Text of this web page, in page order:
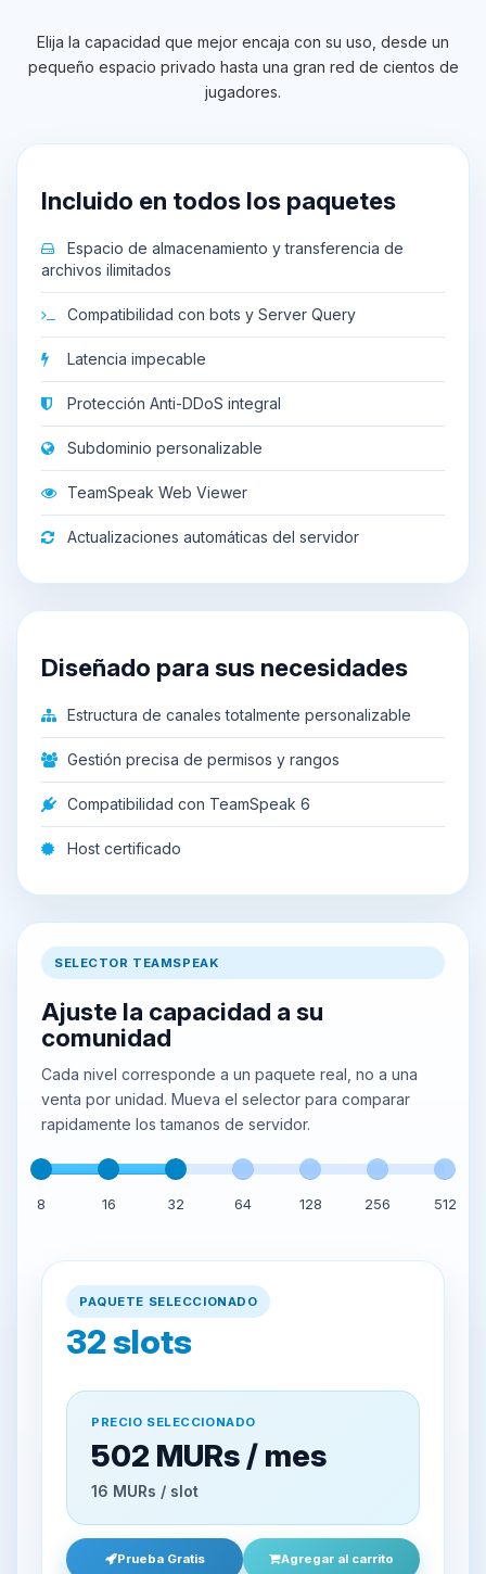
Elija la capacidad que mejor encaja con su uso, desde un
pequeño espacio privado hasta una gran red de cientos de
jugadores.
Incluido en todos los paquetes
Espacio de almacenamiento y transferencia de
archivos ilimitados
Compatibilidad con bots y Server Query
Latencia impecable
Protección Anti-DDoS integral
Subdominio personalizable
TeamSpeak Web Viewer
Actualizaciones automáticas del servidor
Diseñado para sus necesidades
Estructura de canales totalmente personalizable
Gestión precisa de permisos y rangos
Compatibilidad con TeamSpeak 6
Host certificado
SELECTOR TEAMSPEAK
Ajuste la capacidad a su
comunidad
Cada nivel corresponde a un paquete real, no a una
venta por unidad. Mueva el selector para comparar
rapidamente los tamanos de servidor.
8 16 32 64 128 256 512
PAQUETE SELECCIONADO
32slots
PRECIO SELECCIONADO
502 MURs / mes
16 MURs / slot
Prueba Gratis Agregar al carrito